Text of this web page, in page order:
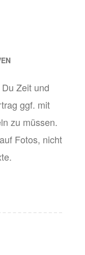
Zeit und
ggf. mit
zu müssen.
Fotos, nicht